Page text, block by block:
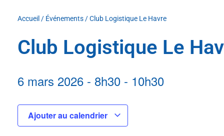
Accueil / Événements /Club Logistique Le Havre
Club Logistique Le
6 mars 2026 - 8h30 - 10h30
Ajouter au calendrier